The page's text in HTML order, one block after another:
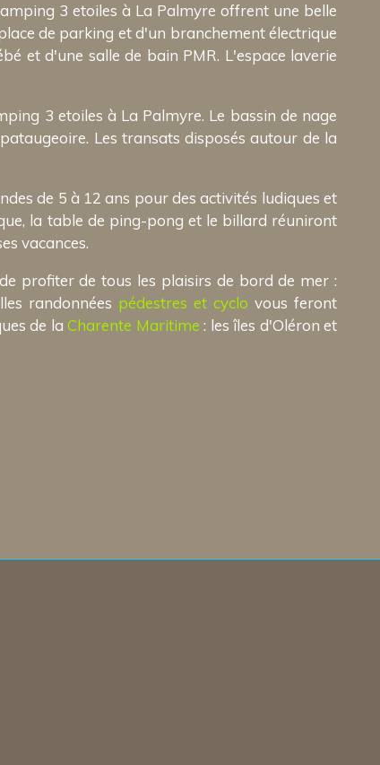
3 etoiles à La Palmyre offrent une belle
de parking et d'un branchement électrique
et d'une salle de bain PMR. L'espace laverie
3 etoiles à La Palmyre. Le bassin de nage
Les transats disposés autour de la
de 5 à 12 ans pour des activités ludiques et
la table de ping-pong et le billard réuniront
vacances.
profiter de tous les plaisirs de bord de mer :
randonnées pédestres et cyclo vous feront
de laCharente Maritime : les îles d'Oléron et